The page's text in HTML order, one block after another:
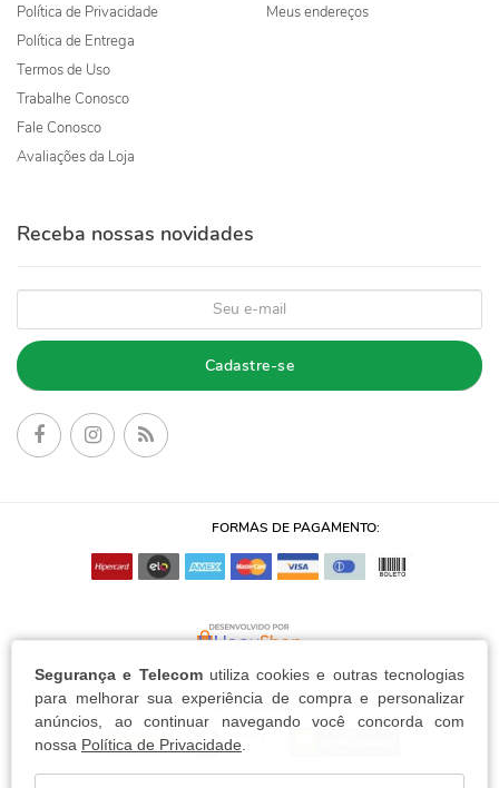
Segurança e Telecomutiliza cookies e outras tecnologias
para melhorar sua experiência de compra e personalizar
anúncios, ao continuar navegando você concorda com
nossa Política de Privacidade.
Política de Privacidade
Política de Entrega
Termos de Uso
Trabalhe Conosco
Fale Conosco
Avaliações da Loja
Meus endereços
Receba nossas novidades
Cadastre-se
FORMAS DE PAGAMENTO: